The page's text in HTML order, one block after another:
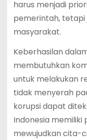
harus menjadi
pemerintah, tetapi
masyarakat.
Keberhasilan
membutuhkan
untuk melakukan
tidak menyerah
korupsi dapat
Indonesia memiliki
mewujudkan cita-